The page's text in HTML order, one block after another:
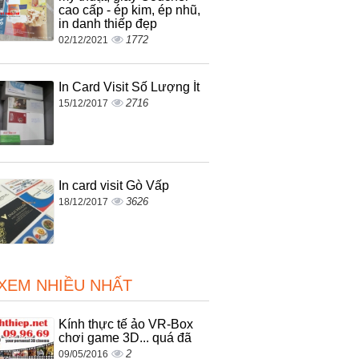
cao cấp - ép kim, ép nhũ,
in danh thiếp đẹp
02/12/2021 1772
In Card Visit Số Lượng Ít
15/12/2017 2716
In card visit Gò Vấp
18/12/2017 3626
NHIỀU NHẤT
Kính thực tế ảo VR-Box
chơi game 3D... quá đã
09/05/2016 2